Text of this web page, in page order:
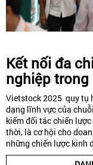
Kết nối đa
nghiệp
Vietstock 2025 quy tụ
dạng lĩnh vực của
kiếm đối tác chiến
thời, là cơ hội cho
những chiến lược kinh